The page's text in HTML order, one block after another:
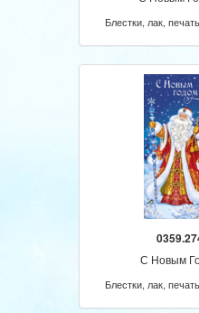
Блестки, лак,
С Новым
Блестки, лак,